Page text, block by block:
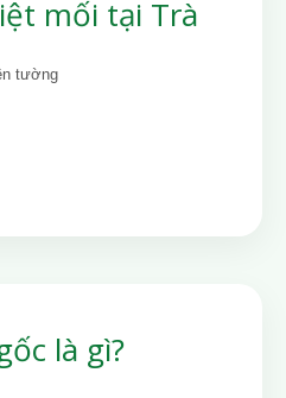
mối tại Trà
tường
là gì?